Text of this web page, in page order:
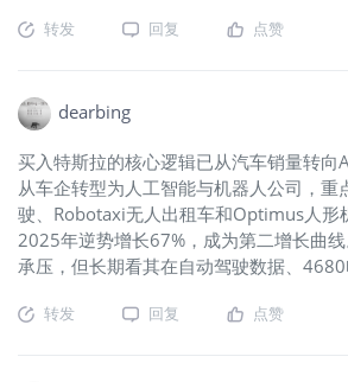
转发 回复 点赞
dearbing
买入特斯拉的核心逻辑已从汽车销量转向
从车企转型为人工智能与机器人公司，重
驶、Robotaxi无人出租车和Optimus人形
2025年逆势增长67%，成为第二增长曲
承压，但长期看其在自动驾驶数据、
转发 回复 点赞